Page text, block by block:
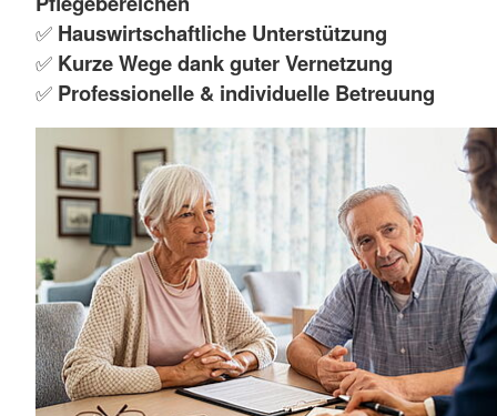
✅ Hauswirtschaftliche Unterstützung
✅ Kurze Wege dank guter Vernetzung
✅ Professionelle & individuelle Betreuung